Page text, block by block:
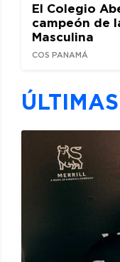
El Colegio
campeón de
Masculina
COS PANAMÁ